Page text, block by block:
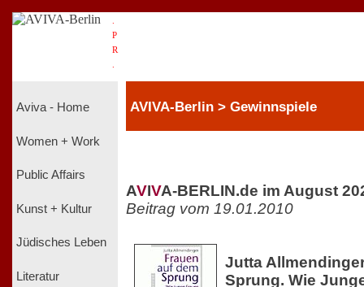
P
R
Aviva - Home
Women + Work
Public Affairs
Kunst + Kultur
Jüdisches Leben
Literatur
AVIVA-Berlin > Gewinnspiele
AVIVA-BERLIN.de im August
Beitrag vom 19.01.2010
Jutta
Sprung. Wie